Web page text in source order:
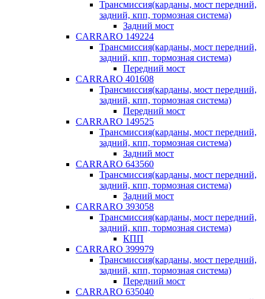
Трансмиссия(карданы, мост передний,
задний, кпп, тормозная система)
Задний мост
CARRARO 149224
Трансмиссия(карданы, мост передний,
задний, кпп, тормозная система)
Передний мост
CARRARO 401608
Трансмиссия(карданы, мост передний,
задний, кпп, тормозная система)
Передний мост
CARRARO 149525
Трансмиссия(карданы, мост передний,
задний, кпп, тормозная система)
Задний мост
CARRARO 643560
Трансмиссия(карданы, мост передний,
задний, кпп, тормозная система)
Задний мост
CARRARO 393058
Трансмиссия(карданы, мост передний,
задний, кпп, тормозная система)
КПП
CARRARO 399979
Трансмиссия(карданы, мост передний,
задний, кпп, тормозная система)
Передний мост
CARRARO 635040